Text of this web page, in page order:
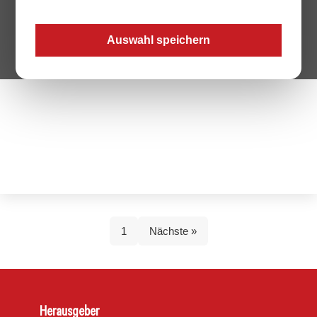
Auswahl speichern
mehr erfahren
1 Nächste »
Herausgeber